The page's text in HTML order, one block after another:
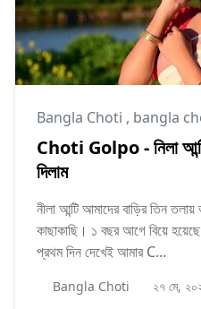
Bangla Choti , bangla
Choti Golpo - নিলা
দিলাম
নীলা আন্টি আমাদের বাড়ির তিন
কাছাকাছি। ১ বছর আগে বিয়ে
প্রথম দিন দেখেই আমার C...
Bangla Choti ২৭ মে,